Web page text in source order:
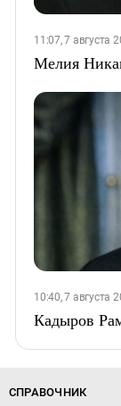
11:07, 7 августа
Мелия
10:40, 7 августа
Кадыров
СПРАВОЧНИК